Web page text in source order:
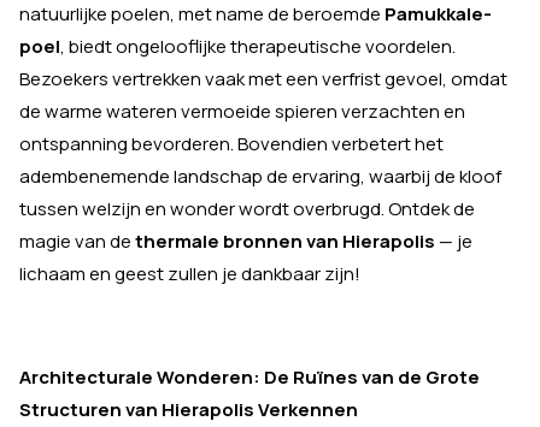
natuurlijke poelen, met name de beroemde Pamukkale-
poel, biedt ongelooflijke therapeutische voordelen.
Bezoekers vertrekken vaak met een verfrist gevoel, omdat
de warme wateren vermoeide spieren verzachten en
ontspanning bevorderen. Bovendien verbetert het
adembenemende landschap de ervaring, waarbij de kloof
tussen welzijn en wonder wordt overbrugd. Ontdek de
magie van dethermale bronnen van Hierapolis — je
lichaam en geest zullen je dankbaar zijn!
Architecturale Wonderen: De Ruïnes van de Grote
Structuren van Hierapolis Verkennen